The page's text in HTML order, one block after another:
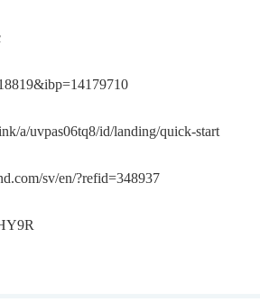
a/uvpas06tq8/id/landing/quick-start
sv/en/?refid=348937